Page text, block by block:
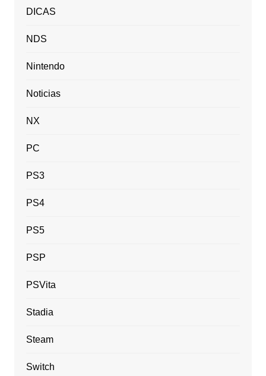
DICAS
NDS
Nintendo
Noticias
NX
PC
PS3
PS4
PS5
PSP
PSVita
Stadia
Steam
Switch